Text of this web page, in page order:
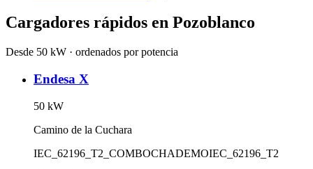
Cargadores rápidos en Pozoblanco
Desde 50 kW · ordenados por potencia
Endesa X
50 kW
Camino de la Cuchara
IEC_62196_T2_COMBOCHADEMOIEC_62196_T2